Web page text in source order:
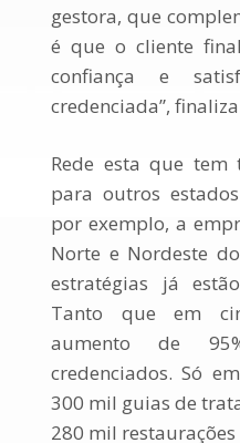
gestora, que
é que o cliente
confiança e
credenciada”,
Rede esta que tem
para outros
por exemplo, a
Norte e Nordeste
estratégias já
Tanto que em
aumento de
credenciados. Só
300 mil guias de
280 mil